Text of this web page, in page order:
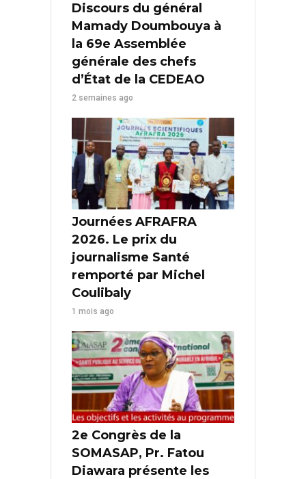
Discours du général
Mamady Doumbouya à
la 69e Assemblée
générale des chefs
d’État de la CEDEAO
2 semaines ago
Journées AFRAFRA
2026. Le prix du
journalisme Santé
remporté par Michel
Coulibaly
1 mois ago
2e Congrès de la
SOMASAP, Pr. Fatou
Diawara présente les